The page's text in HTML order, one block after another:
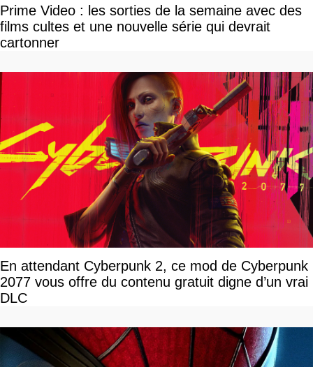
Prime Video : les sorties de la semaine avec des
films cultes et une nouvelle série qui devrait
cartonner
En attendant Cyberpunk 2, ce mod de Cyberpunk
2077 vous offre du contenu gratuit digne d’un vrai
DLC